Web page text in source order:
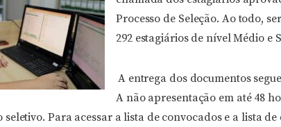
Processo de Seleção. Ao todo,
292 estagiários de nível Médio e
A entrega dos documentos
A não apresentação em até 48
seletivo. Para acessar a lista de convocados e a lista